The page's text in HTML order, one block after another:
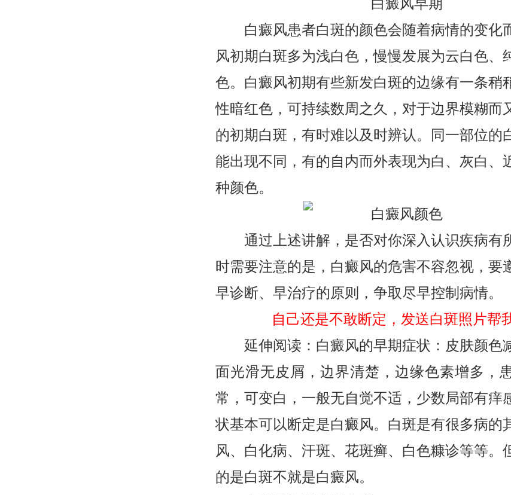
白癜风患者白斑的颜色会随着病情的变化
风初期白斑多为浅白色，慢慢发展为云白色、
色。白癜风初期有些新发白斑的边缘有一条稍
性暗红色，可持续数周之久，对于边界模糊而
的初期白斑，有时难以及时辨认。同一部位的
能出现不同，有的自内而外表现为白、灰白、
种颜色。
通过上述讲解，是否对你深入认识疾病有
时需要注意的是，白癜风的危害不容忽视，要
早诊断、早治疗的原则，争取尽早控制病情。
自己还是不敢断定，发送白斑照片帮
延伸阅读：白癜风的早期症状：皮肤颜色
面光滑无皮屑，边界清楚，边缘色素增多，
常，可变白，一般无自觉不适，少数局部有痒
状基本可以断定是白癜风。白斑是有很多病的
风、白化病、汗斑、花斑癣、白色糠诊等等。
的是白斑不就是白癜风。